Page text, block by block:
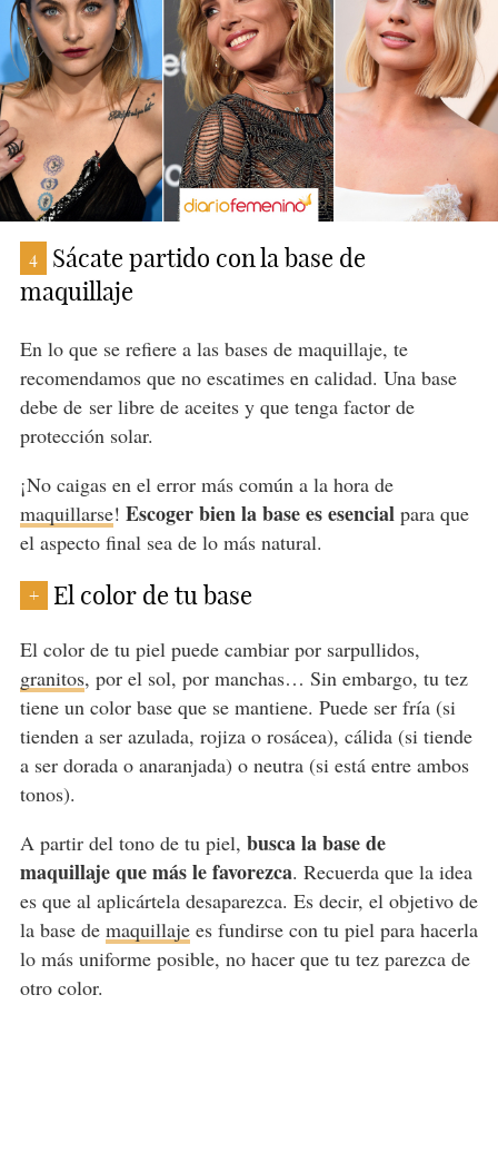
4
Sácate partido con la base de
maquillaje
En lo que se refiere a las bases de maquillaje, te
recomendamos que no escatimes en calidad. Una base
debe de ser libre de aceites y que tenga factor de
protección solar.
¡No caigas en el error más común a la hora de
maquillarse! Escoger bien la base es esencialpara que
el aspecto final sea de lo más natural.
+ El color de tu base
El color de tu piel puede cambiar por sarpullidos,
granitos, por el sol, por manchas… Sin embargo, tu tez
tiene un color base que se mantiene. Puede ser fría (si
tienden a ser azulada, rojiza o rosácea), cálida (si tiende
a ser dorada o anaranjada) o neutra (si está entre ambos
tonos).
A partir del tono de tu piel, busca la base de
maquillaje que más le favorezca. Recuerda que la idea
es que al aplicártela desaparezca. Es decir, el objetivo de
la base de maquillajees fundirse con tu piel para hacerla
lo más uniforme posible, no hacer que tu tez parezca de
otro color.